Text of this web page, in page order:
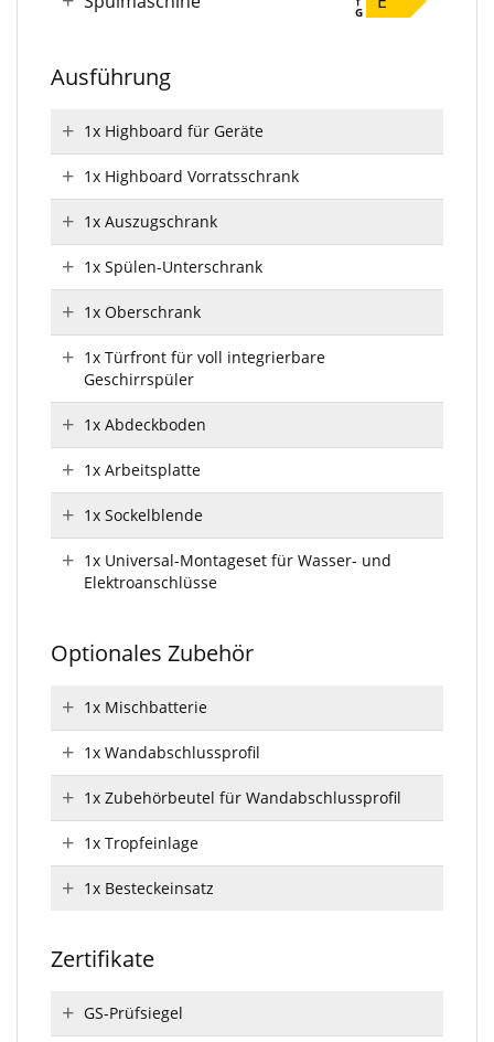
Ausführung
1x Highboard für Geräte
1x Highboard Vorratsschrank
1x Auszugschrank
1x Spülen-Unterschrank
1x Oberschrank
1x Türfront für voll integrierbare
Geschirrspüler
1x Abdeckboden
1x Arbeitsplatte
1x Sockelblende
1x Universal-Montageset für Wasser- und
Elektroanschlüsse
Optionales Zubehör
1x Mischbatterie
1x Wandabschlussprofil
1x Zubehörbeutel für Wandabschlussprofil
1x Tropfeinlage
1x Besteckeinsatz
Zertifikate
GS-Prüfsiegel